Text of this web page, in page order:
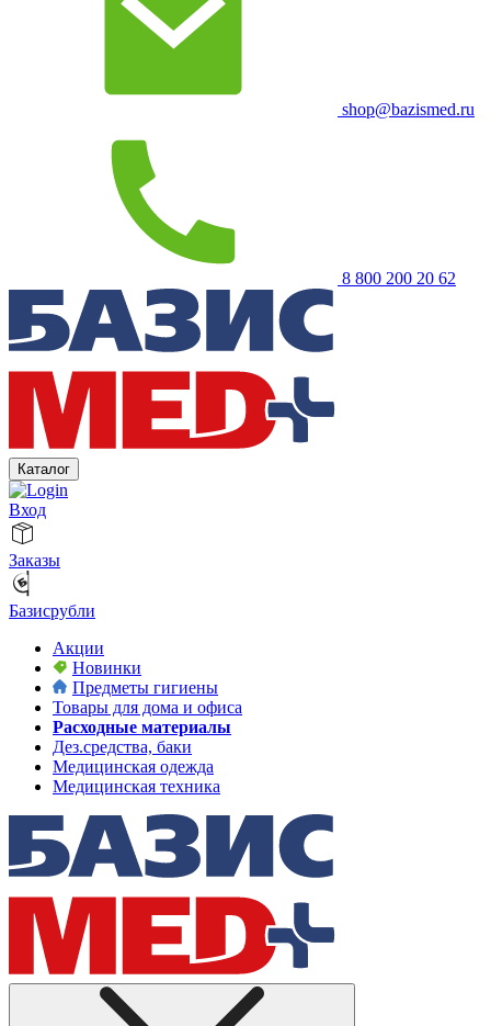
shop@bazismed.ru
8 800 200 20 62
Каталог
Вход
Заказы
Базисрубли
Акции
Новинки
Предметы гигиены
Товары для дома и офиса
Расходные материалы
Дез.средства, баки
Медицинская одежда
Медицинская техника